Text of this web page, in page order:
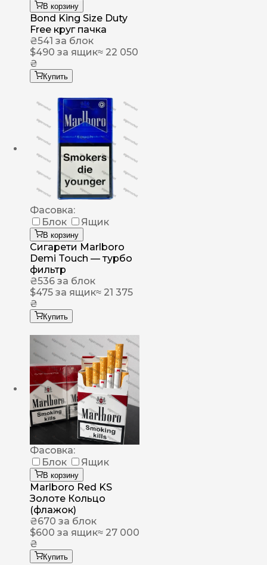
В корзину
Bond King Size Duty
Free круг пачка
₴541 за блок
$490 за ящик≈ 22 050
₴
Купить
Фасовка:
Блок
Ящик
В корзину
Сигарети Marlboro
Demi Touch — турбо
фильтр
₴536 за блок
$475 за ящик≈ 21 375
₴
Купить
Фасовка:
Блок
Ящик
В корзину
Marlboro Red KS
Золоте Кольцо
(флажок)
₴670 за блок
$600 за ящик≈ 27 000
₴
Купить